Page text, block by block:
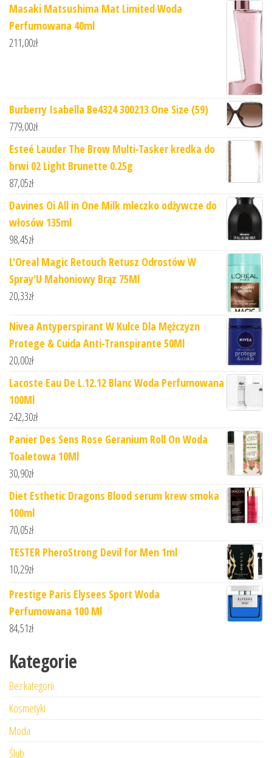
Masaki Matsushima Mat Limited Woda
Perfumowana 40ml
211,00zł
Burberry Isabella Be4324 300213 One Size (59)
779,00zł
Esteé Lauder The Brow Multi-Tasker kredka do
brwi 02 Light Brunette 0.25g
87,05zł
Davines Oi All in One Milk mleczko odżywcze do
włosów 135ml
98,45zł
L'Oreal Magic Retouch Retusz Odrostów W
Spray'U Mahoniowy Brąz 75Ml
20,33zł
Nivea Antyperspirant W Kulce Dla Mężczyzn
Protege & Cuida Anti-Transpirante 50Ml
20,00zł
Lacoste Eau De L.12.12 Blanc Woda Perfumowana
100Ml
242,30zł
Panier Des Sens Rose Geranium Roll On Woda
Toaletowa 10Ml
30,90zł
Diet Esthetic Dragons Blood serum krew smoka
100ml
70,05zł
TESTER PheroStrong Devil for Men 1ml
10,29zł
Prestige Paris Elysees Sport Woda
Perfumowana 100 Ml
84,51zł
Kategorie
Bez kategorii
Kosmetyki
Moda
Ślub